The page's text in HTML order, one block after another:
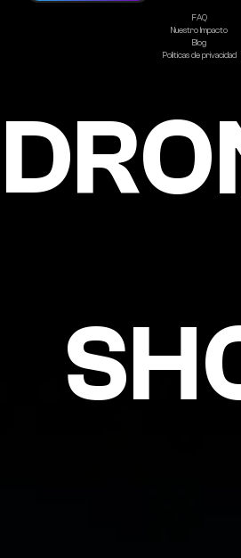
FAQ
Nuestro Impacto
Blog
Politicas de privacidad